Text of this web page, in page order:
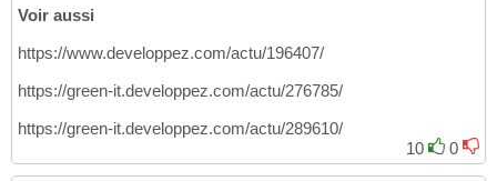
Voir aussi
https://www.developpez.com/actu/196407/
https://green-it.developpez.com/actu/276785/
https://green-it.developpez.com/actu/289610/
10
0